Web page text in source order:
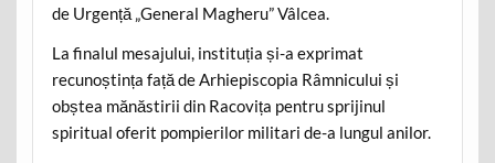
de Urgență „General Magheru” Vâlcea.
La finalul mesajului, instituția și-a exprimat
recunoștința față de Arhiepiscopia Râmnicului și
obștea mănăstirii din Racovița pentru sprijinul
spiritual oferit pompierilor militari de-a lungul anilor.